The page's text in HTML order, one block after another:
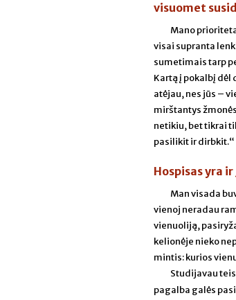
visuomet
Mano
visai supranta
sumetimais tarp
Kartą į pokalbį dėl
atėjau, nes jūs –
mirštantys
netikiu, bet tikrai
pasilikit ir
Hospisas yra
Man visada
vienoj neradau
vienuoliją,
kelionėje nieko
mintis: kurios
Studijavau
pagalba galės